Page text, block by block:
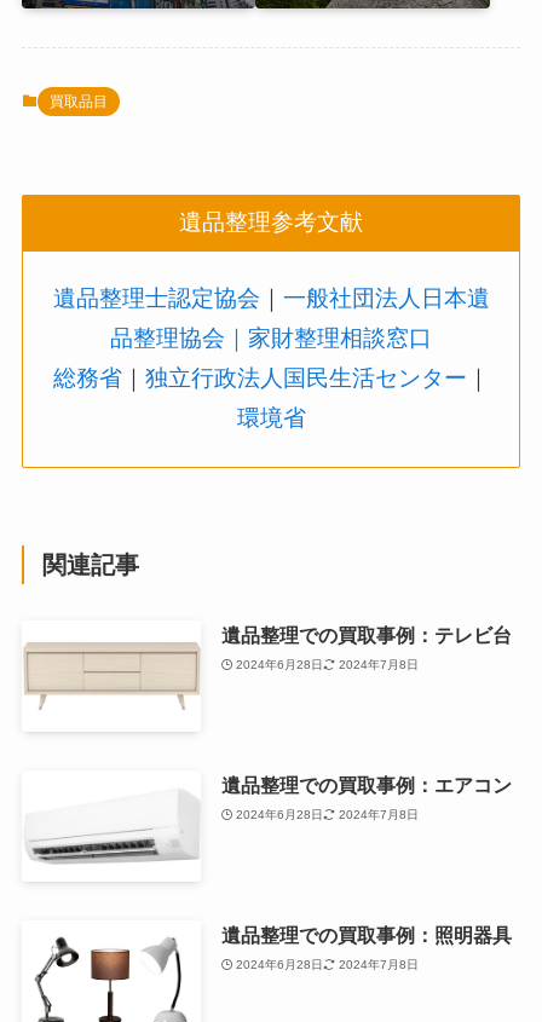
買取品目
遺品整理参考文献
遺品整理士認定協会
一般社団法人日本遺
品整理協会 ｜家財整理相談窓口
総務省｜ 独立行政法人国民生活センター
環境省
関連記事
遺品整理での買取事例：テレビ台
2024年6月28日 2024年7月8日
遺品整理での買取事例：エアコン
2024年6月28日 2024年7月8日
遺品整理での買取事例：照明器具
2024年6月28日 2024年7月8日